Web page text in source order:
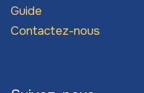
Guide
Contactez-nous